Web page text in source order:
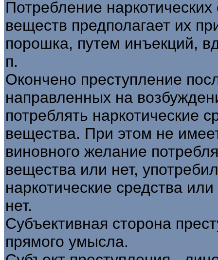
Потребление
веществ предполагает их
порошка, путем инъекций,
п.
Окончено преступление
направленных на
потреблять наркотические
вещества. При этом не
виновного желание
вещества или нет,
наркотические средства
нет.
Субъективная сторона
прямого умысла.